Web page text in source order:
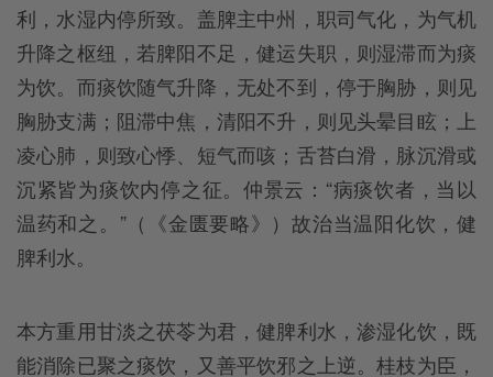
利，水湿内停所致。盖脾主中州，职司气化，为气机
升降之枢纽，若脾阳不足，健运失职，则湿滞而为痰
为饮。而痰饮随气升降，无处不到，停于胸胁，则见
胸胁支满；阻滞中焦，清阳不升，则见头晕目眩；上
凌心肺，则致心悸、短气而咳；舌苔白滑，脉沉滑或
沉紧皆为痰饮内停之征。仲景云：“病痰饮者，当以
温药和之。”（《金匮要略》）故治当温阳化饮，健
脾利水。
本方重用甘淡之茯苓为君，健脾利水，渗湿化饮，既
能消除已聚之痰饮，又善平饮邪之上逆。桂枝为臣，